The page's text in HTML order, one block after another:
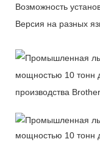
Возможность
Версия на разных